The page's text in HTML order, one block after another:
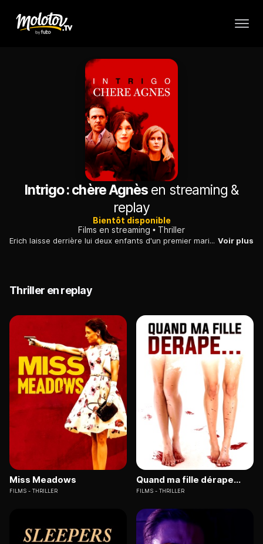
Intrigo : chère Agnès en streaming &
replay
Bientôt disponible
Films en streaming
Thriller
Erich laisse derrière lui deux enfants d'un premier mariage, et Agnès sa jeune épouse. Les funérailles donnent à Agnès l'occasion de revoir son amie Henny. Cette dernière propose à Agnès un marché insensé... Voir plus
Thriller en replay
Miss Meadows
FILMS THRILLER
Quand ma fille dérape...
FILMS THRILLER